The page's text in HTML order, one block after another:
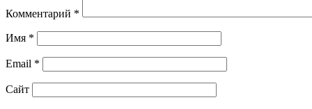
Комментарий *
Имя *
Email *
Сайт